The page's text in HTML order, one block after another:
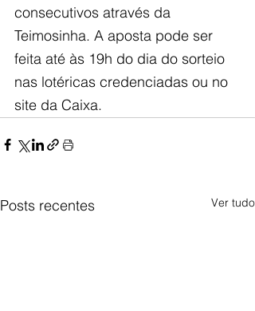
consecutivos através da
Teimosinha. A aposta pode ser
feita até às 19h do dia do sorteio
nas lotéricas credenciadas ou no
site da Caixa.
Posts recentes Ver tudo